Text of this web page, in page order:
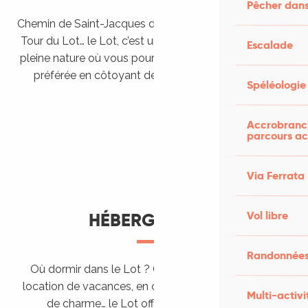
Pêcher
Escalade
Spéléologie
parcours
Via Ferrata
Vol libre
Multi-
Chemin de Saint-Jacques de Compostelle, Véloroutes,
Tour du Lot… le Lot, c’est une véritable destination de
pleine nature où vous pourrez pratiquer votre activité
préférée en côtoyant des paysages grandioses.
HÉBERGEMENTS
Où dormir dans le Lot ? Chez l’habitant, dans une
location de vacances, en camping, ou dans un hôtel
de charme… le Lot offre des hébergements